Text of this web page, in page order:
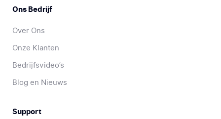
Ons Bedrijf
Over Ons
Onze Klanten
Bedrijfsvideo’s
Blog en Nieuws
Support